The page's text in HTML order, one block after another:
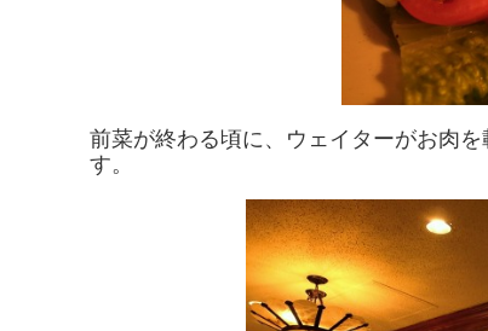
前菜が終わる頃に、ウェイターがお肉
す。